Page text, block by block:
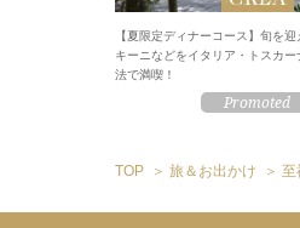
【夏限定ディナーコース】旬を
キーニなどをイタリア・トスカ
法で満喫！
TOP 旅＆お出かけ 至